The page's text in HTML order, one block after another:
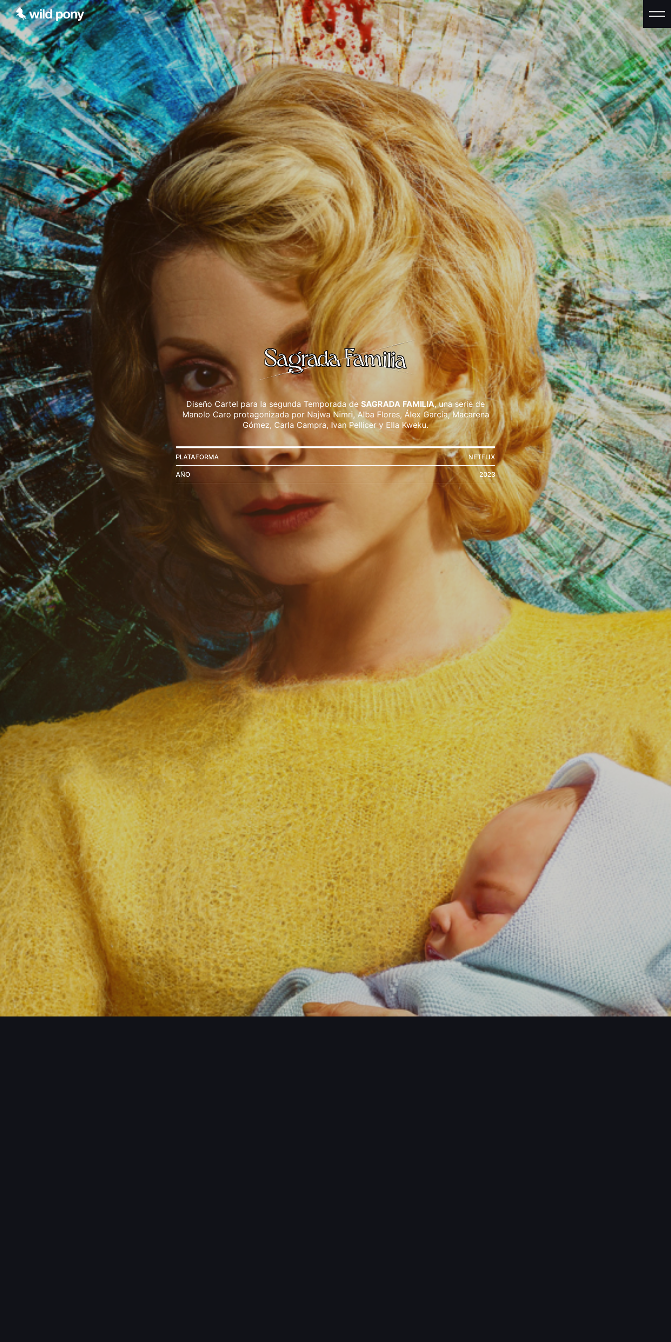
Diseño Cartel para la segunda Temporada de SAGRADA FAMILIA, una serie de
Manolo Caro protagonizada por Najwa Nimri, Alba Flores, Álex García, Macarena
Gómez, Carla Campra, Ivan Pellicer y Ella Kweku.
PLATAFORMA NETFLIX
AÑO 2023